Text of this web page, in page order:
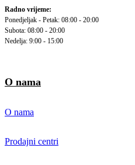
Radno vrijeme:
Ponedjeljak - Petak: 08:00 - 20:00
Subota: 08:00 - 20:00
Nedelja: 9:00 - 15:00
O nama
O nama
Prodajni centri